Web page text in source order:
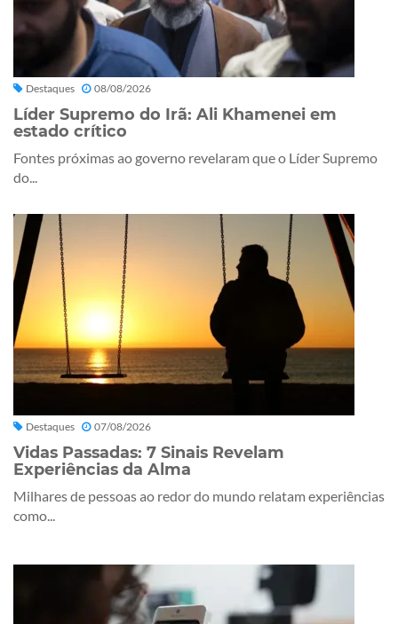
Destaques 08/08/2026
Líder Supremo do Irã: Ali Khamenei em
estado crítico
Fontes próximas ao governo revelaram que o Líder Supremo
do...
Destaques 07/08/2026
Vidas Passadas: 7 Sinais Revelam
Experiências da Alma
Milhares de pessoas ao redor do mundo relatam experiências
como...